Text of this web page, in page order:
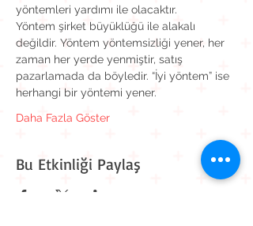
yöntemleri yardımı ile olacaktır.
Yöntem şirket büyüklüğü ile alakalı
değildir. Yöntem yöntemsizliği yener, her
zaman her yerde yenmiştir, satış
pazarlamada da böyledir. “İyi yöntem” ise
herhangi bir yöntemi yener.
Daha Fazla Göster
Bu Etkinliği Paylaş